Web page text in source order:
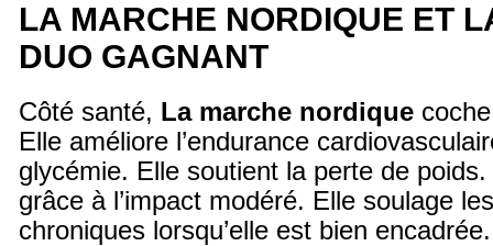
LA MARCHE NORDIQUE ET
DUO GAGNANT
Côté santé, La marche nordique
Elle améliore l’endurance
glycémie. Elle soutient la perte de
grâce à l’impact modéré. Elle soulage
chroniques lorsqu’elle est bien encadrée.